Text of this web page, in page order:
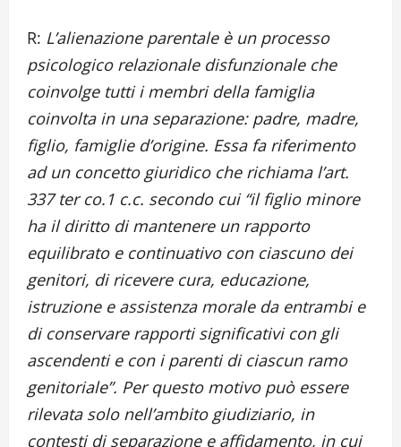
R: L’alienazione parentale è un processo
psicologico relazionale disfunzionale che
coinvolge tutti i membri della famiglia
coinvolta in una separazione: padre, madre,
figlio, famiglie d’origine. Essa fa riferimento
ad un concetto giuridico che richiama l’art.
337 ter co.1 c.c. secondo cui “il figlio minore
ha il diritto di mantenere un rapporto
equilibrato e continuativo con ciascuno dei
genitori, di ricevere cura, educazione,
istruzione e assistenza morale da entrambi e
di conservare rapporti significativi con gli
ascendenti e con i parenti di ciascun ramo
genitoriale”. Per questo motivo può essere
rilevata solo nell’ambito giudiziario, in
contesti di separazione e affidamento, in cui